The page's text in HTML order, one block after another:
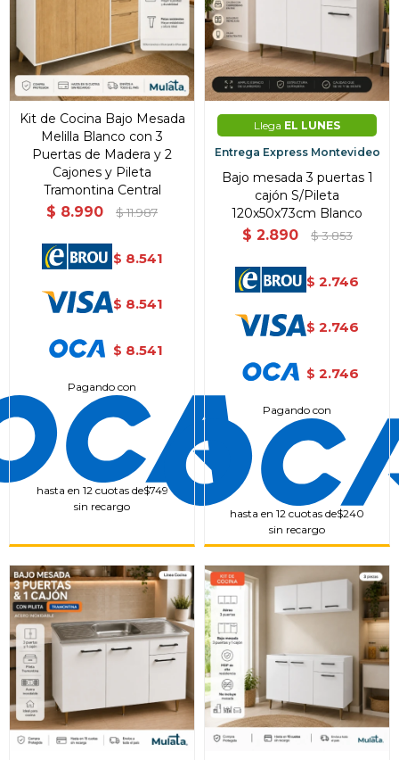
Kit de Cocina Bajo Mesada
Melilla Blanco con 3
Puertas de Madera y 2
Cajones y Pileta
Tramontina Central
$ 8.990 $ 11.987
$ 8.541
$ 8.541
$ 8.541
Pagando con
hasta en 12 cuotas de$749
sin recargo
Llega EL LUNES
Entrega Express Montevideo
Bajo mesada 3 puertas 1
cajón S/Pileta
120x50x73cm Blanco
$ 2.890 $ 3.853
$ 2.746
$ 2.746
$ 2.746
Pagando con
hasta en 12 cuotas de$240
sin recargo
Mes Año
Continuar